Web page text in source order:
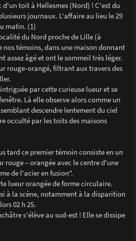
d'un toit à Hellesmes (Nord) ! C'est du
journaux. L'affaire au lieu le 29
matin. (1)
du Nord proche de Lille (à
témoins, dans une maison donnant
assez âgé et ont le sommeil très léger.
rouge-orangé, filtrant aux travers des
par cette curieuse lueur et se
Là elle observe alors comme un
descendre lentement du ciel
occulté par les toits des maisons
tard ce premier témoin consiste en un
rouge – orangée avec le centre d'une
de l'acier en fusion".
lueur orangée de forme circulaire.
à la scène, notamment à la disparition
02 h 25.
s'élève au sud-est ! Elle se dissipe